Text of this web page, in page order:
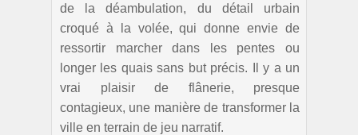
de la déambulation, du détail urbain
croqué à la volée, qui donne envie de
ressortir marcher dans les pentes ou
longer les quais sans but précis. Il y a un
vrai plaisir de flânerie, presque
contagieux, une manière de transformer la
ville en terrain de jeu narratif.